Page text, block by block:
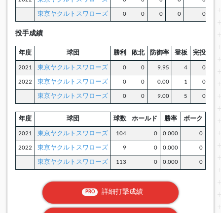
東京ヤクルトスワローズ 0 0 0 0 0
投手成績
年度 球団 勝利 敗北 防御率 登板 完投
2021 東京ヤクルトスワローズ 0 0 9.95 4 0
2022 東京ヤクルトスワローズ 0 0 0.00 1 0
東京ヤクルトスワローズ 0 0 9.00 5 0
年度 球団 球数 ホールド 勝率 ボーク 暴投
2021 東京ヤクルトスワローズ 104 0 0.000 0 0
2022 東京ヤクルトスワローズ 9 0 0.000 0 0
東京ヤクルトスワローズ 113 0 0.000 0 0
PRO 詳細打撃成績